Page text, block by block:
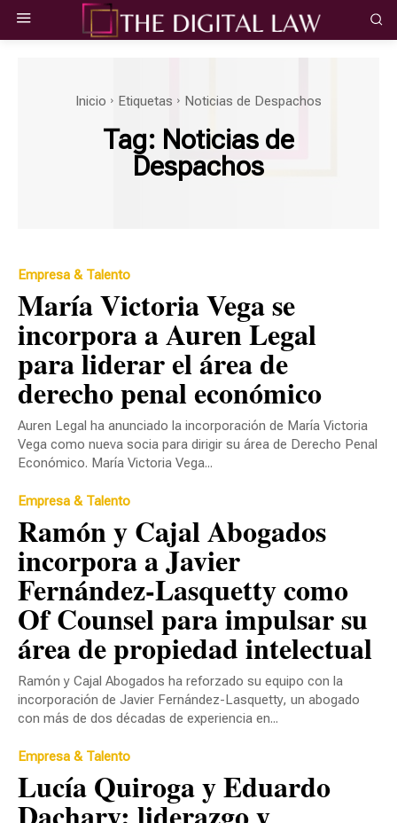
Inicio Etiquetas Noticias de Despachos
Tag: Noticias de
Despachos
Empresa & Talento
María Victoria Vega se
incorpora a Auren Legal
para liderar el área de
derecho penal económico
Auren Legal ha anunciado la incorporación de María Victoria
Vega como nueva socia para dirigir su área de Derecho Penal
Económico. María Victoria Vega...
Empresa & Talento
Ramón y Cajal Abogados
incorpora a Javier
Fernández-Lasquetty como
Of Counsel para impulsar su
área de propiedad intelectual
Ramón y Cajal Abogados ha reforzado su equipo con la
incorporación de Javier Fernández-Lasquetty, un abogado
con más de dos décadas de experiencia en...
Empresa & Talento
Lucía Quiroga y Eduardo